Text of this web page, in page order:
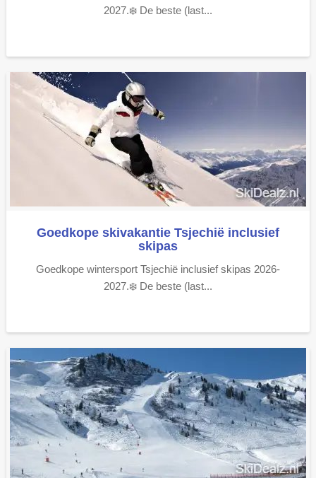
2027.❄️ De beste (last...
Goedkope skivakantie Tsjechië inclusief
skipas
Goedkope wintersport Tsjechië inclusief skipas 2026-
2027.❄️ De beste (last...